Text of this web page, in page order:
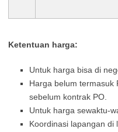
Ketentuan harga:
Untuk harga bisa di
Harga belum termasuk
sebelum kontrak PO.
Untuk harga sewaktu-
Koordinasi lapangan di